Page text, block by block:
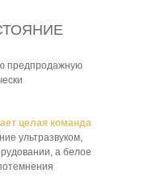
предпродажную
целая команда
ультразвуком,
а белое